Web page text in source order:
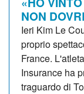
NON
Ieri Kim Le
proprio
France.
Insurance ha
traguardo di